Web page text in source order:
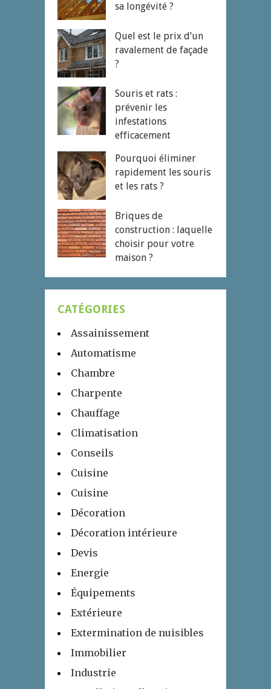
sa longévité ?
Quel est le prix d’un
ravalement de façade
?
Souris et rats :
prévenir les
infestations
efficacement
Pourquoi éliminer
rapidement les souris
et les rats ?
Briques de
construction : laquelle
choisir pour votre
maison ?
CATÉGORIES
Assainissement
Automatisme
Chambre
Charpente
Chauffage
Climatisation
Conseils
Cuisine
Cuisine
Décoration
Décoration intérieure
Devis
Energie
Équipements
Extérieure
Extermination de nuisibles
Immobilier
Industrie